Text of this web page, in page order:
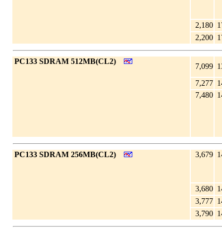
2,180
2,200
PC133 SDRAM 512MB(CL2)
7,099
7,277
7,480
PC133 SDRAM 256MB(CL2) 3,679
3,680
3,777
3,790